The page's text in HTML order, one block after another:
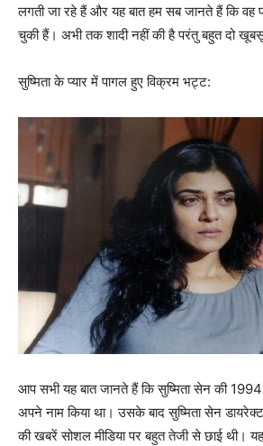
लगती जा रहे हैं और यह बात हम सब जानते हैं कि वह
चुकी हैं। अभी तक शादी नहीं की है परंतु बहुत दो
सुष्मिता के प्यार में पागल हुए विक्रम भट्ट:
आप सभी यह बात जानते हैं कि सुष्मिता सेन की 1994
अपने नाम किया था। उसके बाद सुष्मिता सेन
की खबरें सोशल मीडिया पर बहुत तेजी से छाई थी।